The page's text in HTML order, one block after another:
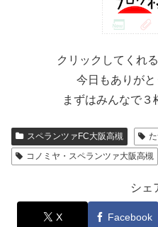
クリックしてくれ
今日もありが
まずはみんなで３
スペランツァFC大阪高槻
コノミヤ・スペランツァ大阪高槻
シェ
X Facebook